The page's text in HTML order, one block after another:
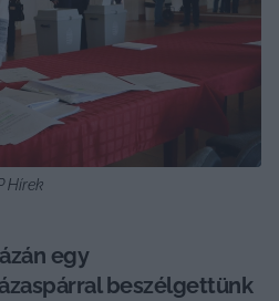
Hírek
egy
beszélgettünk